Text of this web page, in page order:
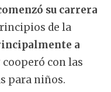
su carrera
de la
a
cooperó con las
para niños.